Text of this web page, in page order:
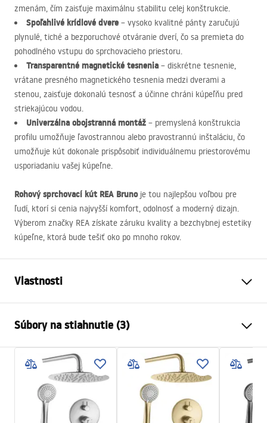
zmenám, čím zaisťuje maximálnu stabilitu celej konštrukcie.
Spoľahlivé krídlové dvere – vysoko kvalitné pánty zaručujú
plynulé, tiché a bezporuchové otváranie dverí, čo sa premieta do
pohodlného vstupu do sprchovacieho priestoru.
Transparentné magnetické tesnenia – diskrétne tesnenie,
vrátane presného magnetického tesnenia medzi dverami a
stenou, zaisťuje dokonalú tesnosť a účinne chráni kúpeľňu pred
striekajúcou vodou.
Univerzálna obojstranná montáž – premyslená konštrukcia
profilu umožňuje ľavostrannou alebo pravostrannú inštaláciu, čo
umožňuje kút dokonale prispôsobiť individuálnemu priestorovému
usporiadaniu vašej kúpeľne.
Rohový sprchovací kút REA Brunoje tou najlepšou voľbou pre
ľudí, ktorí si cenia najvyšší komfort, odolnosť a moderný dizajn.
Výberom značky REA získate záruku kvality a bezchybnej estetiky
kúpeľne, ktorá bude tešiť oko po mnoho rokov.
Vlastnosti
Farba
Typ kabíny
Roh
Farba skla
Transparent 6mm
Spôsob otvárania
Naklápateľné
Bruno
Súbory na stiahnutie (3)
Warunki bezpieczeństwa
WARUNKI BEZPIECZENSTWA KABINY DRZWI
PARAWANY.pdf